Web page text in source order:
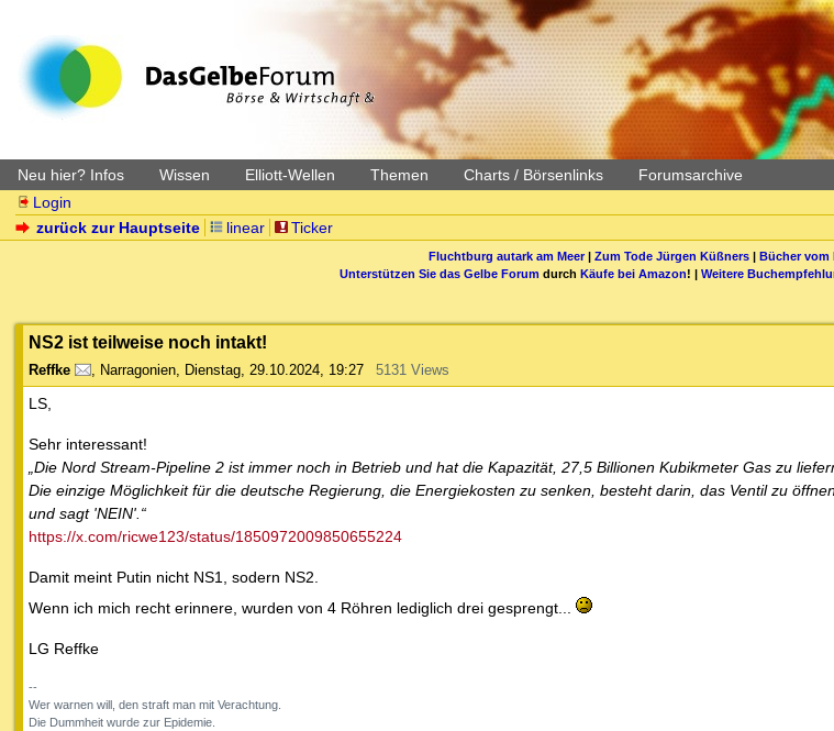
Neu hier? Infos Wissen Elliott-Wellen Themen Charts / Börsenlinks Forumsarchive
Login
zurück zur Hauptseite
linear Ticker
Fluchtburg autark am Meer| Zum Tode Jürgen Küßners| Bücher vom
Unterstützen Sie das Gelbe Forum durch Käufe bei Amazon! | Weitere
NS2 ist teilweise noch intakt!
Reffke , Narragonien, Dienstag, 29.10.2024, 19:27 5131 Views
LS,
Sehr interessant!
„Die Nord Stream-Pipeline 2 ist immer noch in Betrieb und hat die Kapazität, 27,5 Billionen Kubikmeter Gas zu
Die einzige Möglichkeit für die deutsche Regierung, die Energiekosten zu senken, besteht darin, das Ventil zu
und sagt 'NEIN'.“
https://x.com/ricwe123/status/1850972009850655224
Damit meint Putin nicht NS1, sodern NS2.
Wenn ich mich recht erinnere, wurden von 4 Röhren lediglich drei gesprengt...
LG Reffke
--
Wer warnen will, den straft man mit Verachtung.
Die Dummheit wurde zur Epidemie.